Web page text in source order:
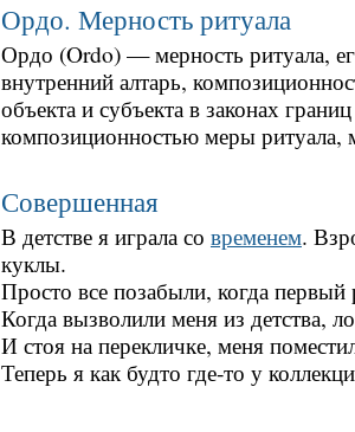
Ордо. Мерность ритуала
Ордо (Ordo) — мерность ритуала,
внутренний алтарь,
объекта и субъекта в законах
композиционностью меры ритуала,
Совершенная
В детстве я играла со временем.
куклы.
Просто все позабыли, когда
Когда вызволили меня из детства,
И стоя на перекличке, меня
Теперь я как будто где-то у